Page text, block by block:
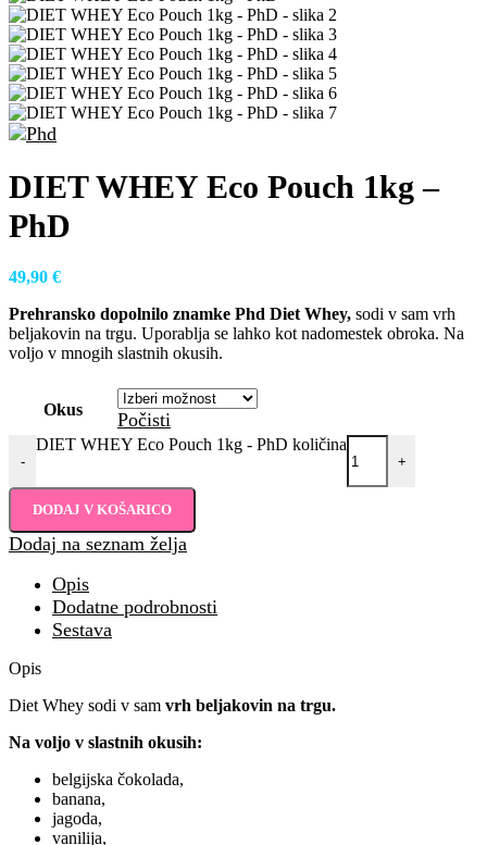
DIET WHEY Eco Pouch 1kg –
PhD
49,90 €
Prehransko dopolnilo znamke Phd Diet Whey, sodi v sam vrh
beljakovin na trgu. Uporablja se lahko kot nadomestek obroka. Na
voljo v mnogih slastnih okusih.
Okus Počisti
-
DIET WHEY Eco Pouch 1kg - PhD količina
+
DODAJ V KOŠARICO
Dodaj na seznam želja
Opis
Dodatne podrobnosti
Sestava
Opis
Diet Whey sodi v sam vrh beljakovin na trgu.
Na voljo v slastnih okusih:
belgijska čokolada,
banana,
jagoda,
vanilija,